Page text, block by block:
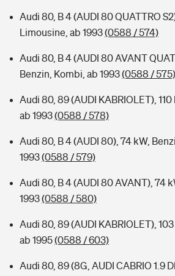
Audi 80, B 4 (AUDI 80 QUATTRO
Limousine, ab 1993(0588 / 574)
Audi 80, B 4 (AUDI 80 AVANT
Benzin, Kombi, ab 1993(0588 / 575)
Audi 80, 89 (AUDI KABRIOLET),
ab 1993(0588 / 578)
Audi 80, B 4 (AUDI 80), 74 kW,
1993(0588 / 579)
Audi 80, B 4 (AUDI 80 AVANT), 74
1993(0588 / 580)
Audi 80, 89 (AUDI KABRIOLET),
ab 1995(0588 / 603)
Audi 80, 89 (8G, AUDI CABRIO 1.9